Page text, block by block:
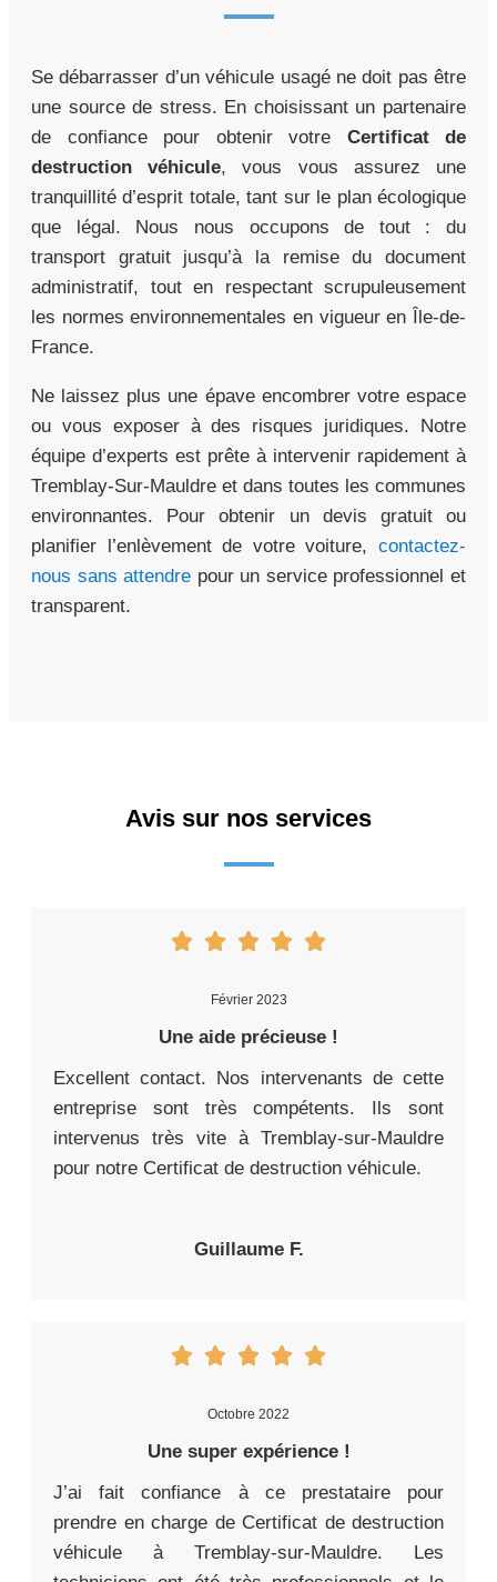
Se débarrasser d’un véhicule usagé ne doit pas être
une source de stress. En choisissant un partenaire
de confiance pour obtenir votre Certificat de
destruction véhicule, vous vous assurez une
tranquillité d’esprit totale, tant sur le plan écologique
que légal. Nous nous occupons de tout : du
transport gratuit jusqu’à la remise du document
administratif, tout en respectant scrupuleusement
les normes environnementales en vigueur en Île-de-
France.
Ne laissez plus une épave encombrer votre espace
ou vous exposer à des risques juridiques. Notre
équipe d’experts est prête à intervenir rapidement à
Tremblay-Sur-Mauldre et dans toutes les communes
environnantes. Pour obtenir un devis gratuit ou
planifier l’enlèvement de votre voiture, contactez-
nous sans attendre pour un service professionnel et
transparent.
Avis sur nos services
Février 2023
Une aide précieuse !
Excellent contact. Nos intervenants de cette
entreprise sont très compétents. Ils sont
intervenus très vite à Tremblay-sur-Mauldre
pour notre Certificat de destruction véhicule.
Guillaume F.
Octobre 2022
Une super expérience !
J’ai fait confiance à ce prestataire pour
prendre en charge de Certificat de destruction
véhicule à Tremblay-sur-Mauldre. Les